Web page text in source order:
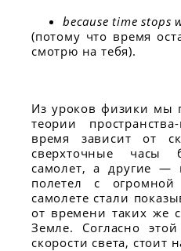
because time stops
(потому что время
смотрю на тебя).
Из уроков физики мы
теории
время зависит от
сверхточные
самолет, а другие —
полетел с
самолете стали
от времени таких же
Земле. Согласно
скорости света, стоит